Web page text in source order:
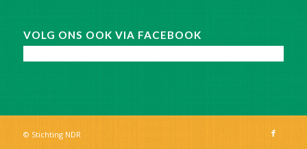
VOLG ONS OOK VIA FACEBOOK
© Stichting NDR